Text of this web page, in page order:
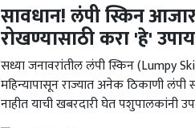
सावधान! लंपी स्किन
रोखण्यासाठी करा 'हे' उपाय
सध्या जनावरांतील लंपी स्किन (Lumpy
महिन्यापासून राज्यात अनेक ठिकाणी लंपी
नाहीत याची खबरदारी घेत पशुपालकांनी